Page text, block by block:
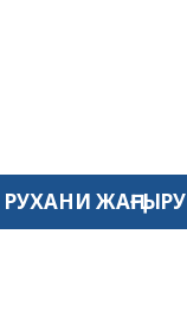
РУХАНИ ЖАҢҒЫРУ